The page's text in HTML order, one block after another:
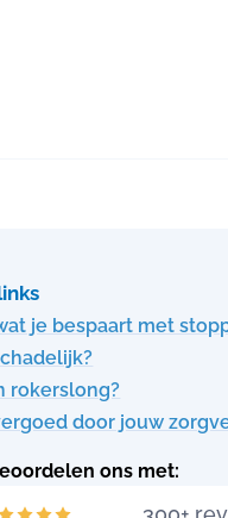
je bespaart met
rokerslong?
door jouw
ons met: